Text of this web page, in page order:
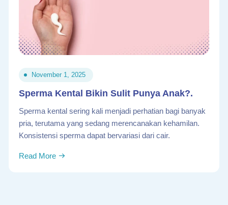
November 1, 2025
Sperma Kental Bikin Sulit Punya Anak?.
Sperma kental sering kali menjadi perhatian bagi banyak
pria, terutama yang sedang merencanakan kehamilan.
Konsistensi sperma dapat bervariasi dari cair.
Read More